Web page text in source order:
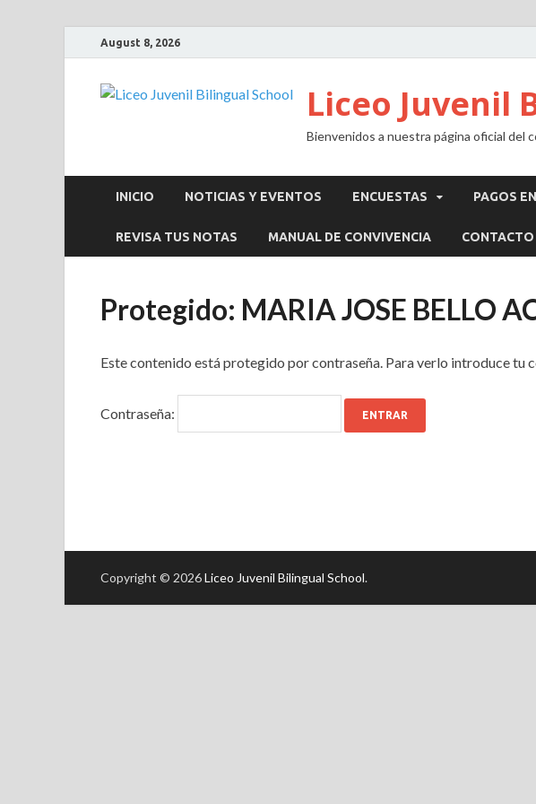
August 8, 2026
Liceo Juvenil
Bienvenidos a nuestra página oficial del
INICIO NOTICIAS Y EVENTOS ENCUESTAS PAGOS
REVISA TUS NOTAS MANUAL DE CONVIVENCIA CONTACTO
Protegido: MARIA JOSE BELLO
Este contenido está protegido por contraseña. Para verlo introduce tu
Contraseña:
Copyright © 2026Liceo Juvenil Bilingual School.